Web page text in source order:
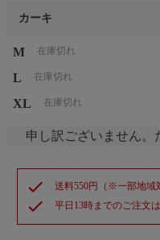
カーキ
M 在庫切れ
L
在庫切れ
XL
在庫切れ
申し訳ございません。
check 送料550円（※一部地域
check 平日13時までのご注文